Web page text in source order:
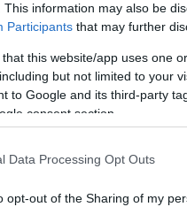
This information may also be
Participants that may further
that this website/app uses one
but not limited to your
to Google and its third-party
consent section.
Data Processing Opt Outs
opt-out of the Sharing of my
und
pro dl kostet.
dl (1,32-1,58
1.500
heiß und
Portion geröstetes